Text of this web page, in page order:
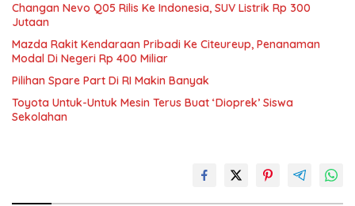
Changan Nevo Q05 Rilis Ke Indonesia, SUV Listrik Rp 300
Jutaan
Mazda Rakit Kendaraan Pribadi Ke Citeureup, Penanaman
Modal Di Negeri Rp 400 Miliar
Pilihan Spare Part Di RI Makin Banyak
Toyota Untuk-Untuk Mesin Terus Buat ‘Dioprek’ Siswa
Sekolahan